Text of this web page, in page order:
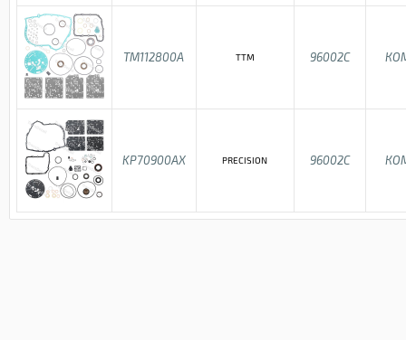
TM112800A TTM 96002C
KP70900AX PRECISION 96002C